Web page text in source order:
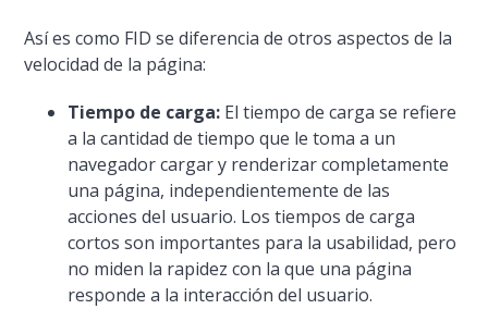
Así es como FID se diferencia de otros aspectos de la
velocidad de la página:
Tiempo de carga: El tiempo de carga se refiere
a la cantidad de tiempo que le toma a un
navegador cargar y renderizar completamente
una página, independientemente de las
acciones del usuario. Los tiempos de carga
cortos son importantes para la usabilidad, pero
no miden la rapidez con la que una página
responde a la interacción del usuario.